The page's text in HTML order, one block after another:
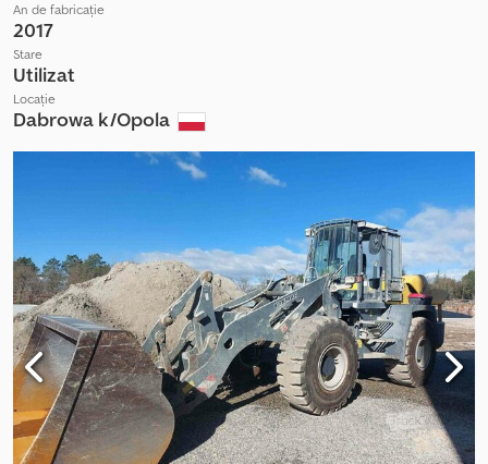
An de fabricație
2017
Stare
Utilizat
Locație
Dabrowa k/Opola